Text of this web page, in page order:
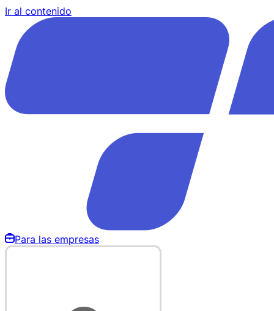
Ir al contenido
Para las empresas